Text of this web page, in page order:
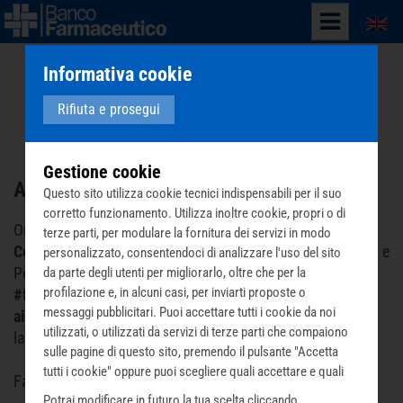
Aiutaci a curare chi si è ammalato
Ora l’emergenza èprendersi curadi chi hacontratto
Coronavirus, soprattutto dei casi più gravi. Cdo, Medicina e
Persona eBanco Farmaceutico, nell’ambito del progetto
#fareInsieme, hanno lanciato unaraccolta fondi
aiutare medicieinfermierifare il proprio essenziale
lavoro.
Fai una donazione.Falla subito.
Informativa cookie
Rifiuta e prosegui
Gestione cookie
Questo sito utilizza cookie tecnici indispensabili per il suo
corretto funzionamento. Utilizza inoltre cookie, propri o di
terze parti, per modulare la fornitura dei servizi in modo
personalizzato, consentendoci di analizzare l'uso del sito
da parte degli utenti per migliorarlo, oltre che per la
profilazione e, in alcuni casi, per inviarti proposte o
messaggi pubblicitari. Puoi accettare tutti i cookie da noi
utilizzati, o utilizzati da servizi di terze parti che compaiono
sulle pagine di questo sito, premendo il pulsante "Accetta
tutti i cookie" oppure puoi scegliere quali accettare e quali
rifiutare premendo il pulsante "Personalizza scelta cookie".